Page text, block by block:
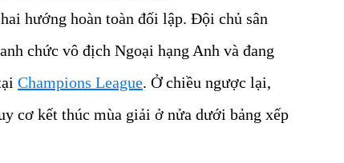
hướng hoàn toàn đối lập. Đội chủ sân
chức vô địch Ngoại hạng Anh và đang
Champions League. Ở chiều ngược lại,
cơ kết thúc mùa giải ở nửa dưới bảng xếp